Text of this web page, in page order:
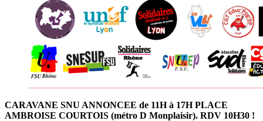
CARAVANE SNU ANNONCEE de 11H à 17H PLACE
AMBROISE COURTOIS (métro D Monplaisir). RDV 10H30 !